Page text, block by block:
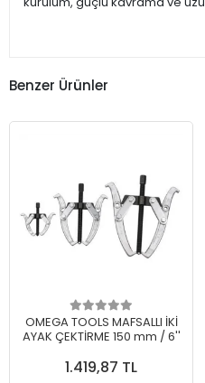
Benzer Ürünler
OMEGA TOOLS MAFSALLI İKİ
AYAK ÇEKTİRME 150 mm / 6''
1.419,87 TL